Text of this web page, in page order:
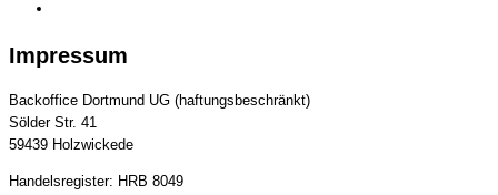
Impressum
Backoffice Dortmund UG (haftungsbeschränkt)
Sölder Str. 41
59439 Holzwickede
Handelsregister: HRB 8049